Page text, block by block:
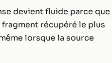
devient fluide parce que
récupéré le plus
lorsque la source